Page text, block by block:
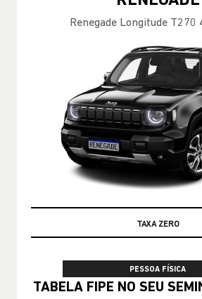
Renegade Longitude T270
TABELA FIPE
PESSOA FÍSICA
TABELA FIPE NO SEU SEMINOVO + TAXA